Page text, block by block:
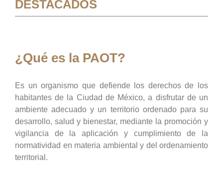
DESTACADOS
¿Qué es la PAOT?
Es un organismo que defiende los derechos de los
habitantes de la Ciudad de México, a disfrutar de un
ambiente adecuado y un territorio ordenado para su
desarrollo, salud y bienestar, mediante la promoción y
vigilancia de la aplicación y cumplimiento de la
normatividad en materia ambiental y del ordenamiento
territorial.